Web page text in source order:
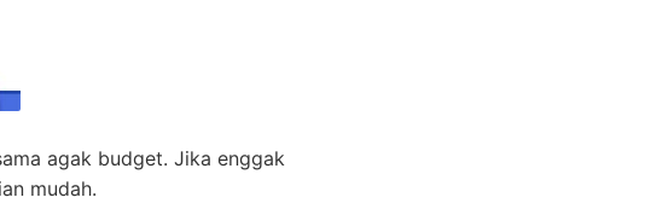
agak budget. Jika enggak
mudah.